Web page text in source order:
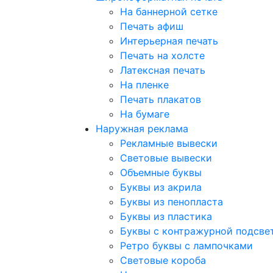
На баннерной сетке
Печать афиш
Интерьерная печать
Печать на холсте
Латексная печать
На пленке
Печать плакатов
На бумаге
Наружная реклама
Рекламные вывески
Световые вывески
Объемные буквы
Буквы из акрила
Буквы из пенопласта
Буквы из пластика
Буквы с контражурной
Ретро буквы с лампочками
Световые короба